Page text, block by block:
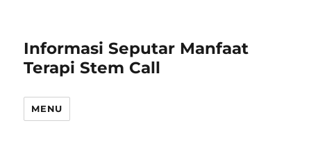
Informasi Seputar Manfaat
Terapi Stem Call
MENU